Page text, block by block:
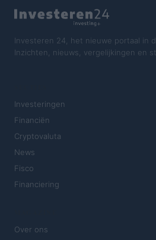
Investeren 24, het nieuwe portaal in
Inzichten, nieuws, vergelijkingen en
Investeringen
Financiën
Cryptovaluta
News
Fisco
Financiering
Over ons